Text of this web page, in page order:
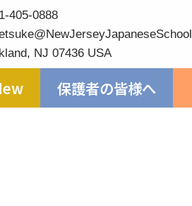
405-0888
NJ 07436 USA
保護者の皆様へ